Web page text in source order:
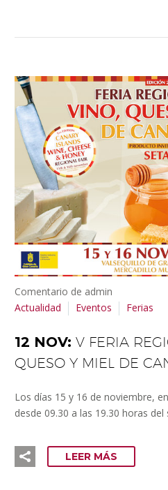
Comentario de admin
Actualidad
Eventos Ferias
12 NOV: V FERIA
QUESO Y MIEL DE
Los días 15 y 16 de noviembre,
desde 09.30 a las 19.30 horas
LEER MÁS